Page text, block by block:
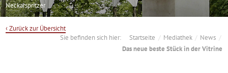
Neckarspritzer
‹ Zurück zur Übersicht
Sie befinden sich hier:
Startseite Mediathek
News
Das neue beste Stück in der Vitrine